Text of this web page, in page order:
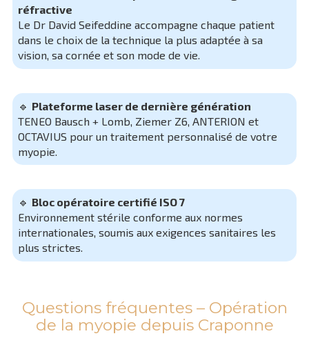
réfractive
Le Dr David Seifeddine accompagne chaque patient
dans le choix de la technique la plus adaptée à sa
vision, sa cornée et son mode de vie.
🔹 Plateforme laser de dernière génération
TENEO Bausch + Lomb, Ziemer Z6, ANTERION et
OCTAVIUS pour un traitement personnalisé de votre
myopie.
🔹Bloc opératoire certifié ISO 7
Environnement stérile conforme aux normes
internationales, soumis aux exigences sanitaires les
plus strictes.
Questions fréquentes – Opération
de la myopie depuis Craponne